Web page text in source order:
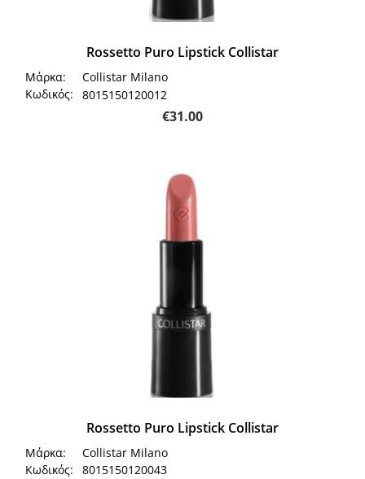
Rossetto Puro Lipstick Collistar
Μάρκα:
Collistar Milano
Κωδικός:
8015150120012
€31.00
Rossetto Puro Lipstick Collistar
Μάρκα:
Collistar Milano
Κωδικός:
8015150120043